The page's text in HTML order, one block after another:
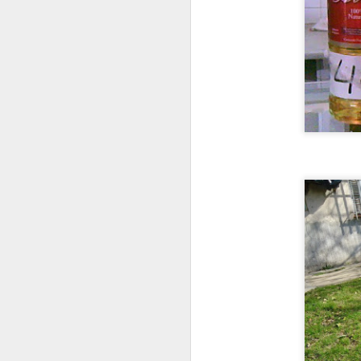
Haut Koenisgsbourg.
El MEJOR del mundo
Koenisgsbourg. El MEJOR del
encuentra en el término municipal
Orschwiller, en el departamento de
Bajo Rin, en Alsacia. El castillo
se sitúa en la cima del monte
Stophanberch, que fue donado en
774 por Carlomagno a la abadía
de Lièpvre, una dependencia de la